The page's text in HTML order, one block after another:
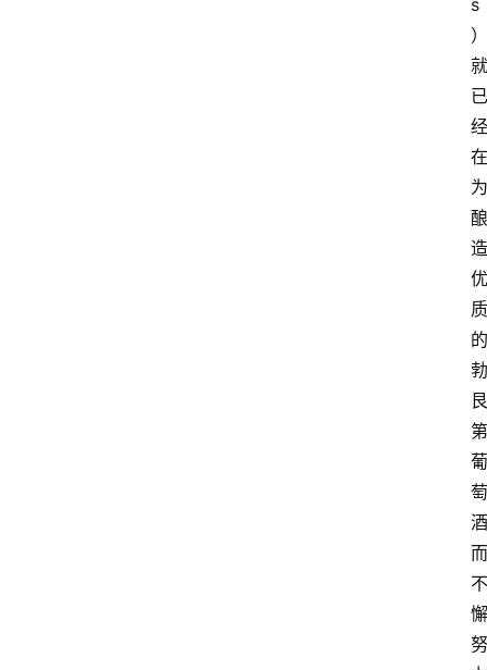
s
）
就
已
经
在
为
酿
造
优
质
的
勃
艮
第
葡
萄
酒
而
不
懈
努